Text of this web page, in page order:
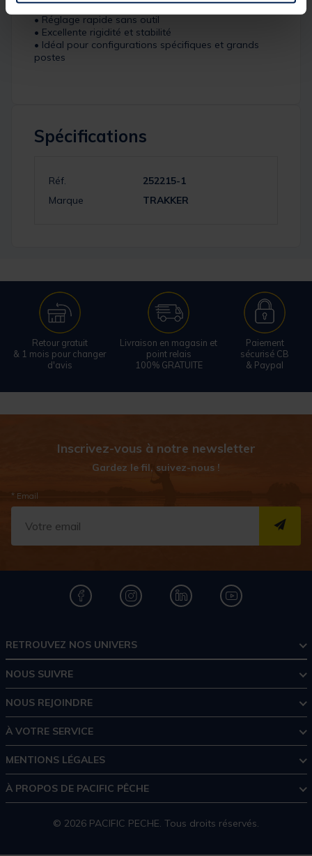
• Capsules inox interchangeables
• Réglage rapide sans outil
• Excellente rigidité et stabilité
• Idéal pour configurations spécifiques et grands
postes
Spécifications
Réf.
252215-1
Marque
TRAKKER
Retour gratuit
& 1 mois pour changer
d'avis
Livraison en magasin et
point relais
100% GRATUITE
Paiement
sécurisé CB
& Paypal
Inscrivez-vous à notre newsletter
Gardez le fil, suivez-nous !
* Email
RETROUVEZ NOS UNIVERS
NOUS SUIVRE
NOUS REJOINDRE
À VOTRE SERVICE
MENTIONS LÉGALES
À PROPOS DE PACIFIC PÊCHE
© 2026 PACIFIC PECHE. Tous droits réservés.